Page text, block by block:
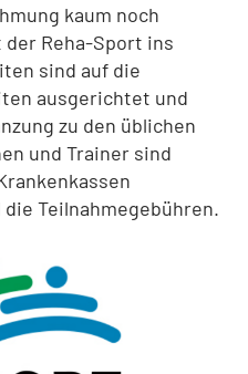
kaum noch
Reha-Sport ins
sind auf die
ausgerichtet und
zu den üblichen
und Trainer sind
Teilnahmegebühren.